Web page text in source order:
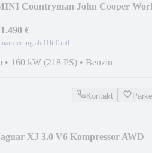
Countryman John Cooper
€
ab 116 € mtl.
• 160 kW (218 PS) • Benzin
Kontakt
XJ 3.0 V6 Kompressor AWD